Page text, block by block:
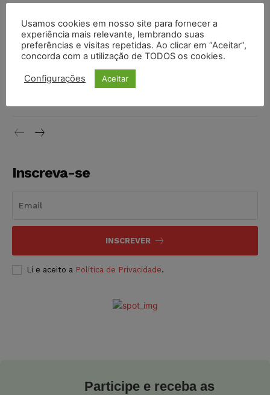
STF amplia isenção de IBS e CBS na compra de veículos
novos para pessoas com deficiência e autistas de todos os
níveis
DIREITO TRIBUTÁRIO 07/08/2026
Justiça do Trabalho mantém justa causa de empregado que
vendia canetas emagrecedoras no local de trabalho
Inscreva-se
INSCREVER
Li e aceito a Política de Privacidade.
Participe e receba as
Usamos cookies em nosso site para fornecer a
experiência mais relevante, lembrando suas
preferências e visitas repetidas. Ao clicar em “Aceitar”,
concorda com a utilização de TODOS os cookies.
Configurações Aceitar